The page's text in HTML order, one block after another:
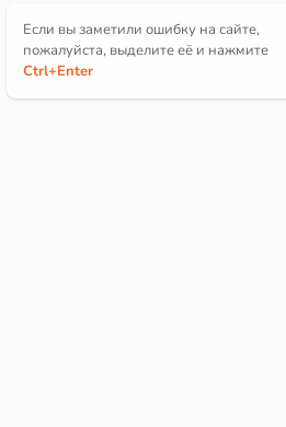
Если вы заметили ошибку на сайте,
пожалуйста, выделите её и нажмите
Ctrl+Enter